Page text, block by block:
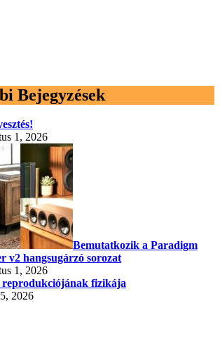
Bejegyzések
1, 2026
Bemutatkozik a Paradigm
v2 hangsugárzó sorozat
1, 2026
reprodukciójának fizikája
2026